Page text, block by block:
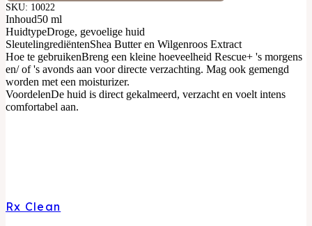
SKU: 10022
Inhoud50 ml
HuidtypeDroge, gevoelige huid
SleutelingrediëntenShea Butter en Wilgenroos Extract
Hoe te gebruikenBreng een kleine hoeveelheid Rescue+ 's morgens
en/ of 's avonds aan voor directe verzachting. Mag ook gemengd
worden met een moisturizer.
VoordelenDe huid is direct gekalmeerd, verzacht en voelt intens
comfortabel aan.
Rx Clean